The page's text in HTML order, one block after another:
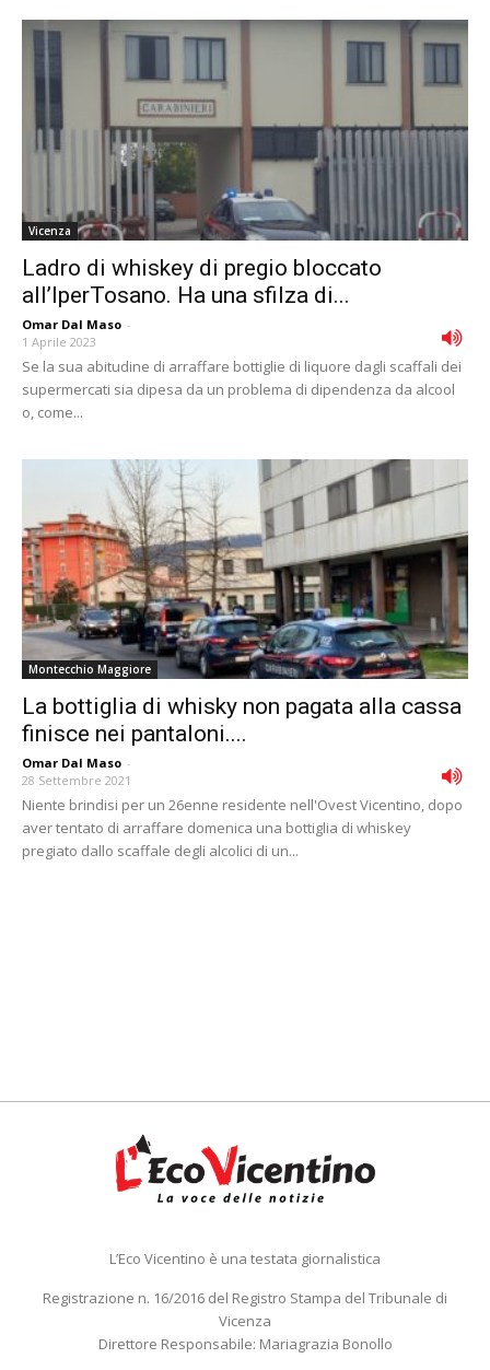
Vicenza
Ladro di whiskey di pregio bloccato
all’IperTosano. Ha una sfilza di...
Omar Dal Maso -
1 Aprile 2023
Se la sua abitudine di arraffare bottiglie di liquore dagli scaffali dei
supermercati sia dipesa da un problema di dipendenza da alcool
o, come...
Montecchio Maggiore
La bottiglia di whisky non pagata alla cassa
finisce nei pantaloni....
Omar Dal Maso -
28 Settembre 2021
Niente brindisi per un 26enne residente nell'Ovest Vicentino, dopo
aver tentato di arraffare domenica una bottiglia di whiskey
pregiato dallo scaffale degli alcolici di un...
L’Eco Vicentino è una testata giornalistica
Registrazione n. 16/2016 del Registro Stampa del Tribunale di
Vicenza
Direttore Responsabile: Mariagrazia Bonollo